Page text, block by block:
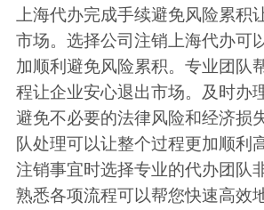
上海代办完成手续避免风险累积
市场。选择公司注销上海代办可
加顺利避免风险累积。专业团队
程让企业安心退出市场。及时办
避免不必要的法律风险和经济损
队处理可以让整个过程更加顺利
注销事宜时选择专业的代办团队
熟悉各项流程可以帮您快速高效